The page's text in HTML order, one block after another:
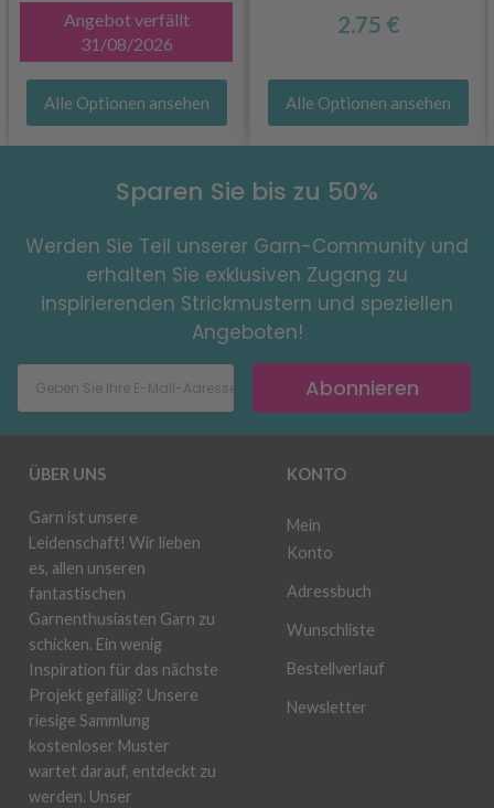
Angebot verfällt
31/08/2026
Alle Optionen ansehen
2.75 €
Alle Optionen ansehen
Sparen Sie bis zu 50%
Werden Sie Teil unserer Garn-Community und
erhalten Sie exklusiven Zugang zu
inspirierenden Strickmustern und speziellen
Angeboten!
Abonnieren
ÜBER UNS
Garn ist unsere
Leidenschaft! Wir lieben
es, allen unseren
fantastischen
Garnenthusiasten Garn zu
schicken. Ein wenig
Inspiration für das nächste
Projekt gefällig? Unsere
riesige Sammlung
kostenloser Muster
wartet darauf, entdeckt zu
werden. Unser
KONTO
Mein
Konto
Adressbuch
Wunschliste
Bestellverlauf
Newsletter